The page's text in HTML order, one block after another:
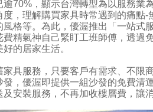
70%，顯示台灣轉型為以服務業
，理解購買家具時常遇到的痛點
格等。為此，優渥推出「一站式
精氣神自己緊盯工班師傅，透過
的居家生活。
具服務，只要客戶有需求、不限
，優渥即提供一組沙發的免費清
安裝服務，不再加收樓層費，讓